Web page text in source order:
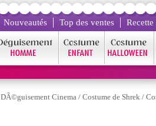
Nouveautés Top des ventes
DÃ©guisement Cinema / Costume de Shrek /